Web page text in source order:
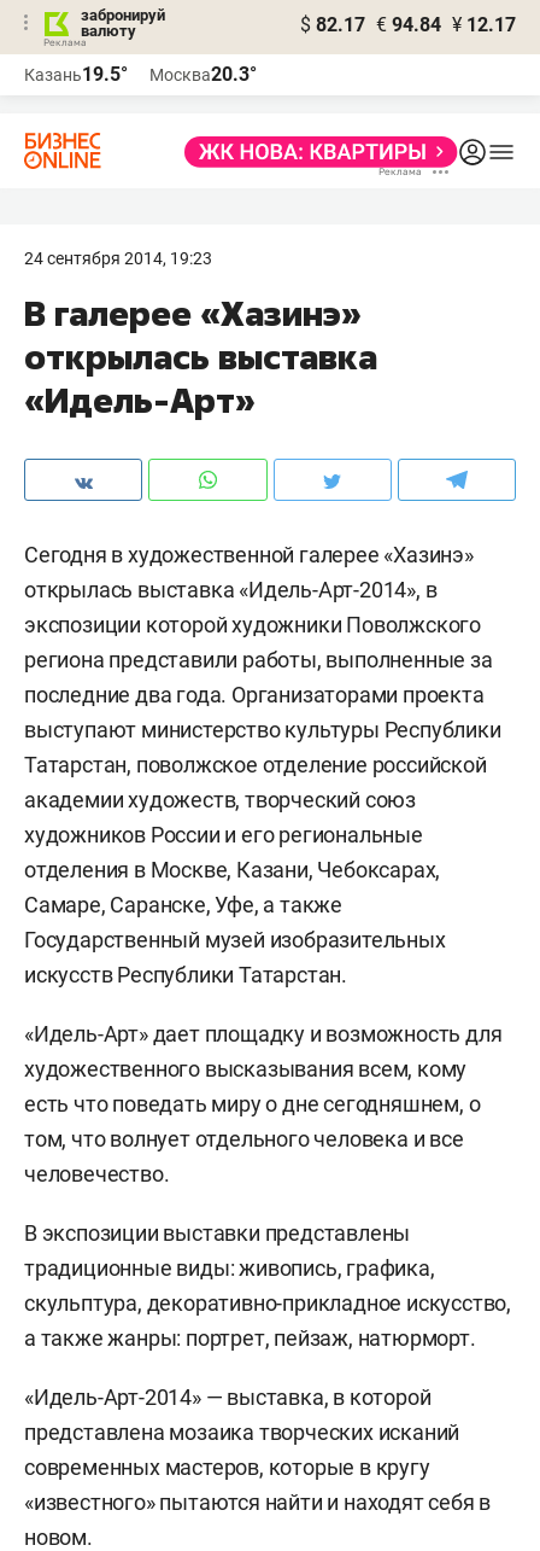
забронируй
валюту
$ 82.17 € 94.84 ¥ 12.17
Казань19.5° Москва20.3°
24 сентября 2014, 19:23
В галерее «Хазинэ»
открылась выставка
«Идель-Арт»
Сегодня в художественной галерее «Хазинэ»
открылась выставка «Идель-Арт-2014», в
экспозиции которой художники Поволжского
региона представили работы, выполненные за
последние два года. Организаторами проекта
выступают министерство культуры Республики
Татарстан, поволжское отделение российской
академии художеств, творческий союз
художников России и его региональные
отделения в Москве, Казани, Чебоксарах,
Самаре, Саранске, Уфе, а также
Государственный музей изобразительных
искусств Республики Татарстан.
«Идель-Арт» дает площадку и возможность для
художественного высказывания всем, кому
есть что поведать миру о дне сегодняшнем, о
том, что волнует отдельного человека и все
человечество.
В экспозиции выставки представлены
традиционные виды: живопись, графика,
скульптура, декоративно-прикладное искусство,
а также жанры: портрет, пейзаж, натюрморт.
«Идель-Арт-2014» — выставка, в которой
представлена мозаика творческих исканий
современных мастеров, которые в кругу
«известного» пытаются найти и находят себя в
новом.